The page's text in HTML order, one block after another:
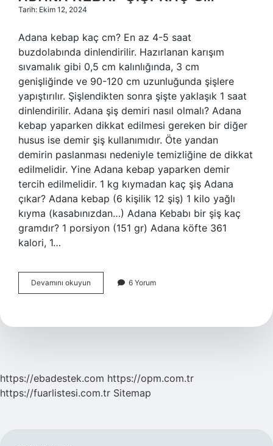
Tarih: Ekim 12, 2024
Adana kebap kaç cm? En az 4-5 saat
buzdolabında dinlendirilir. Hazırlanan karışım
sıvamalık gibi 0,5 cm kalınlığında, 3 cm
genişliğinde ve 90-120 cm uzunluğunda şişlere
yapıştırılır. Şişlendikten sonra şişte yaklaşık 1 saat
dinlendirilir. Adana şiş demiri nasıl olmalı? Adana
kebap yaparken dikkat edilmesi gereken bir diğer
husus ise demir şiş kullanımıdır. Öte yandan
demirin paslanması nedeniyle temizliğine de dikkat
edilmelidir. Yine Adana kebap yaparken demir
tercih edilmelidir. 1 kg kıymadan kaç şiş Adana
çıkar? Adana kebap (6 kişilik 12 şiş) 1 kilo yağlı
kıyma (kasabınızdan…) Adana Kebabı bir şiş kaç
gramdır? 1 porsiyon (151 gr) Adana köfte 361
kalori, 1…
Devamını okuyun
Kebap
Cm
6 Yorum
https://ebadestek.com https://opm.com.tr
https://fuarlistesi.com.tr Sitemap